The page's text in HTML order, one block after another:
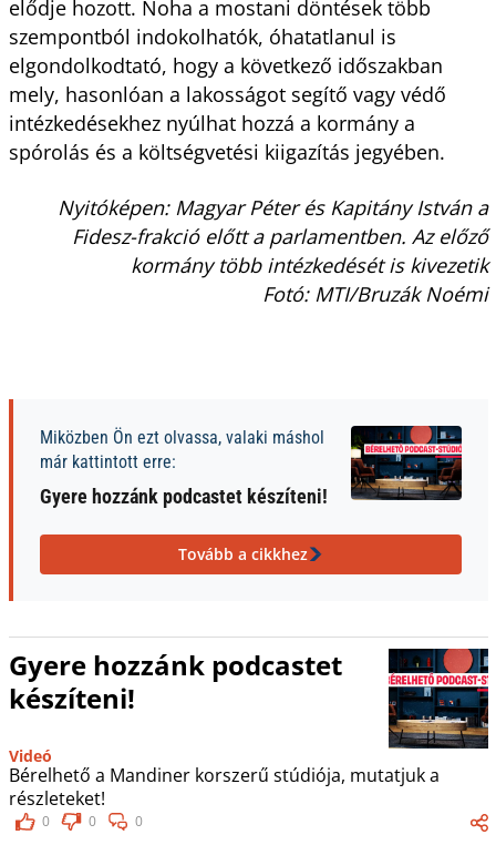
elődje hozott. Noha a mostani döntések több
szempontból indokolhatók, óhatatlanul is
elgondolkodtató, hogy a következő időszakban
mely, hasonlóan a lakosságot segítő vagy védő
intézkedésekhez nyúlhat hozzá a kormány a
spórolás és a költségvetési kiigazítás jegyében.
Nyitóképen: Magyar Péter és Kapitány István a
Fidesz-frakció előtt a parlamentben. Az előző
kormány több intézkedését is kivezetik
Fotó: MTI/Bruzák Noémi
Miközben Ön ezt olvassa, valaki máshol
már kattintott erre:
Gyere hozzánk podcastet készíteni!
Tovább a cikkhez
Gyere hozzánk podcastet
készíteni!
Videó
Bérelhető a Mandiner korszerű stúdiója, mutatjuk a
részleteket!
0 0 0